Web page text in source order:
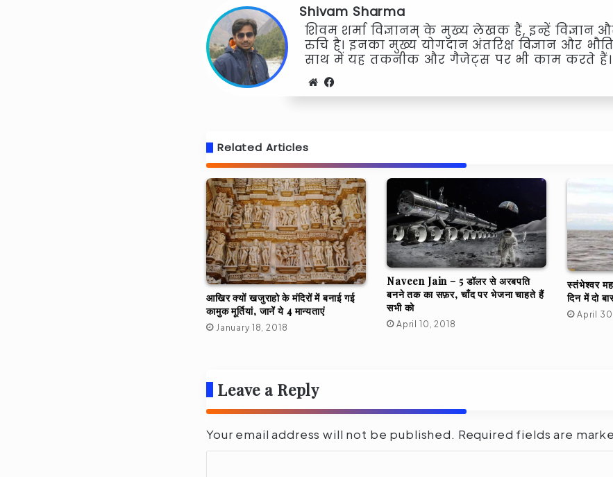
Shivam Sharma
शिवम शर्मा विज्ञानम् के मुख्य लेखक हैं, इन्हें विज्ञान
रुचि है। इनका मुख्य योगदान अंतरिक्ष विज्ञान और
साथ में यह तकनीक और गैजेट्स पर भी काम करते हैं।
Website
Related Articles
आखिर क्यों खजुराहो के मंदिरों में बनाई गई
कामुक मूर्तियां, जानें ये 4 मान्यताएं
January 18, 2018
Naveen Jain – 5 डॉलर से अरबपति
बनने तक का सफ़र, चाँद पर भेजना चाहते हैं
सभी को
April 10, 2018
स्तंभेश्वर
दिन में दो
April
Leave a Reply
Your email address will not be published. Required fields are